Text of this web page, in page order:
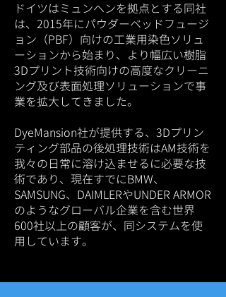
ドイツはミュンヘンを拠点とする同社
は、2015年にパウダーベッドフュージ
ョン（PBF）向けの工業用染色ソリュ
ーションから始まり、より幅広い樹脂
3Dプリント技術向けの高度なクリーニ
ング及び表面処理ソリューションで事
業を拡大してきました。
DyeMansion社が提供する、3Dプリン
ティング部品の後処理技術はAM技術を
我々の日常に溶け込ませるに必要な技
術であり、現在すでにBMW、
SAMSUNG、DAIMLERやUNDER ARMOR
のようなグローバル企業を含む世界
600社以上の顧客が、同システムを使
用しています。